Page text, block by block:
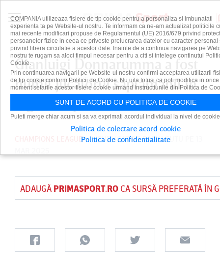
Gianluigi Donnarumma a fost
numit jucătorul săptămânii în
Liga Campionilor
CHAMPIONS LEAGUE PUBLICAT DEDAIAN CUTU
ADAUGĂ PRIMASPORT.ROCA SURSĂ PREFERATĂ ÎN
COMPANIA utilizeaza fisiere de tip cookie pentru a personaliza si imbunatati
experienta ta pe Website-ul nostru. Te informam ca ne-am actualizat politicile
mai recente modificari propuse de Regulamentul (UE) 2016/679 privind
persoanelor fizice in ceea ce priveste prelucrarea datelor cu caracter personal
privind libera circulatie a acestor date. Inainte de a continua navigarea pe
nostru te rugam sa aloci timpul necesar pentru a citi si intelege continutul
Cookie.
Prin continuarea navigarii pe Website-ul nostru confirmi acceptarea utilizarii
de tip cookie conform Politicii de Cookie. Nu uita totusi ca poti modifica in orice
moment setarile acestor fisiere cookie urmand instructiunile din Politica de
SUNT DE ACORD CU POLITICA DE COOKIE
Puteti merge chiar acum si sa va exprimati acordul individual la nivel de
Politica de colectare acord cookie
Politica de confidentialitate